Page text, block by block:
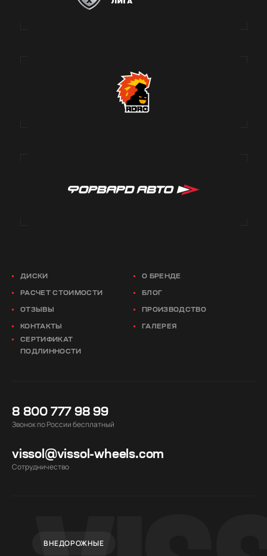
ДИСКИ О БРЕНДЕ
РАСЧЕТ СТОИМОСТИ БЛОГ
ОТЗЫВЫ ПРОИЗВОДСТВО
КОНТАКТЫ
ГАЛЕРЕЯ
СЕРТИФИКАТ
ПОДЛИННОСТИ
8 800 777 98 99
Звонок по России бесплатный
vissol@vissol-wheels.com
Cотрудничество
ВНЕДОРОЖНЫЕ